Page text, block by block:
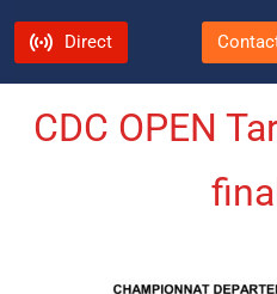
Direct
CDC OPEN